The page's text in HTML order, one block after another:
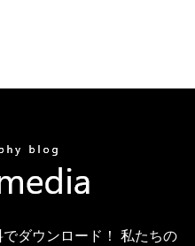
ダウンロード！ 私たちの